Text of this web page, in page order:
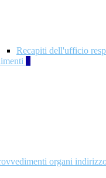
Recapiti dell'ufficio
3
organi